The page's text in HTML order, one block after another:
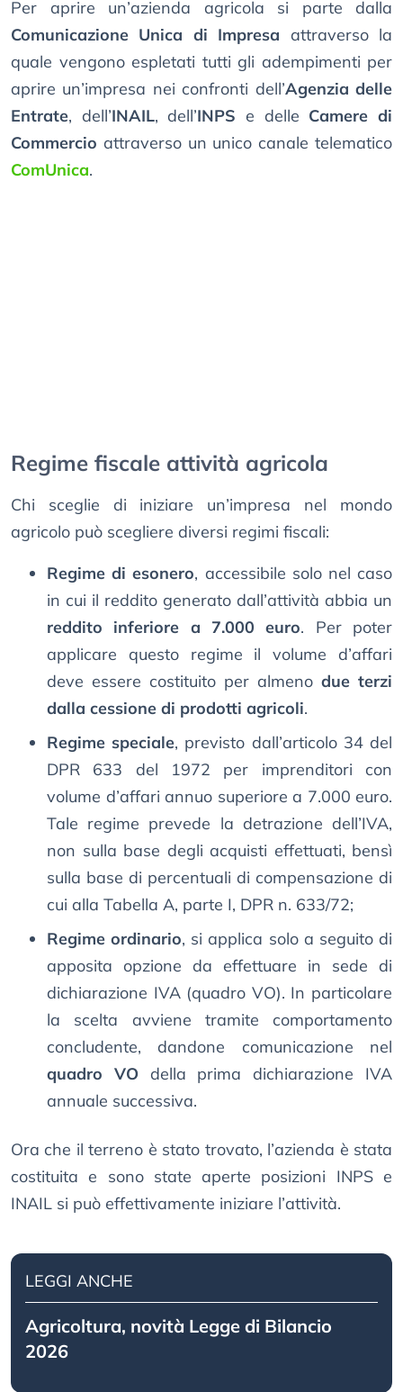
Per aprire un’azienda agricola si parte dalla
Comunicazione Unica di Impresa attraverso la
quale vengono espletati tutti gli adempimenti per
aprire un’impresa nei confronti dell’Agenzia delle
Entrate, dell’INAIL, dell’INPS e delle Camere di
Commercio attraverso un unico canale telematico
ComUnica.
Regime fiscale attività agricola
Chi sceglie di iniziare un’impresa nel mondo
agricolo può scegliere diversi regimi fiscali:
Regime di esonero, accessibile solo nel caso
in cui il reddito generato dall’attività abbia un
reddito inferiore a 7.000 euro. Per poter
applicare questo regime il volume d’affari
deve essere costituito per almeno due terzi
dalla cessione di prodotti agricoli.
Regime speciale, previsto dall’articolo 34 del
DPR 633 del 1972 per imprenditori con
volume d’affari annuo superiore a 7.000 euro.
Tale regime prevede la detrazione dell’IVA,
non sulla base degli acquisti effettuati, bensì
sulla base di percentuali di compensazione di
cui alla Tabella A, parte I, DPR n. 633/72;
Regime ordinario, si applica solo a seguito di
apposita opzione da effettuare in sede di
dichiarazione IVA (quadro VO). In particolare
la scelta avviene tramite comportamento
concludente, dandone comunicazione nel
quadro VOdella prima dichiarazione IVA
annuale successiva.
Ora che il terreno è stato trovato, l’azienda è stata
costituita e sono state aperte posizioni INPS e
INAIL si può effettivamente iniziare l’attività.
LEGGI ANCHE
Agricoltura, novità Legge di Bilancio
2026